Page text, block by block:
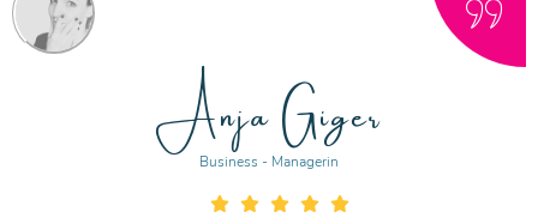
Anja Giger
Business - Managerin